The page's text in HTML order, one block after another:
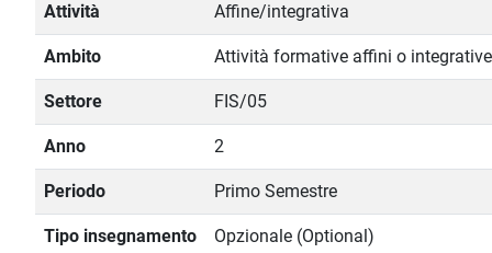
Attività Affine/integrativa
Ambito Attività formative affini o integrative
Settore FIS/05
Anno 2
Periodo Primo Semestre
Tipo insegnamento Opzionale (Optional)